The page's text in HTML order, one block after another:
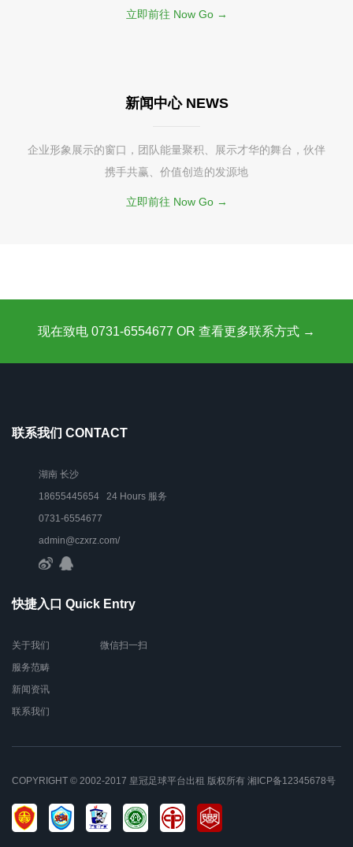
立即前往 Now Go →
新闻中心 NEWS
企业形象展示的窗口，团队能量聚积、展示才华的舞台，伙伴
携手共赢、价值创造的发源地
立即前往 Now Go →
现在致电 0731-6554677 OR 查看更多联系方式 →
联系我们 CONTACT
湖南 长沙
18655445654 24 Hours 服务
0731-6554677
admin@czxrz.com/
快捷入口 Quick Entry
关于我们
服务范畴
新闻资讯
联系我们
微信扫一扫
COPYRIGHT © 2002-2017 皇冠足球平台出租 版权所有 湘ICP备12345678号